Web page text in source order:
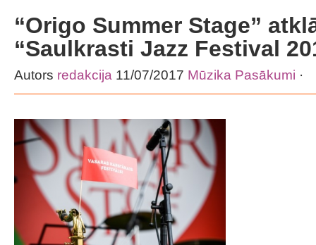
“Origo Summer Stage”
“Saulkrasti Jazz Festival
Autors redakcija 11/07/2017 Mūzika Pasākumi ·